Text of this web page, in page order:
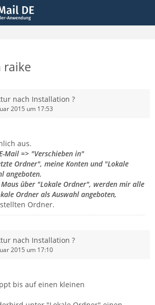
raike
nach Installation ?
2015 um 17:53
aus.
Mail => "Verschieben in"
Ordner", meine Konten und "Lokale
angeboten.
über "Lokale Ordner", werden mir alle
Ordner als Auswahl angeboten,
Ordner.
nach Installation ?
2015 um 17:10
bis auf einen kleinen